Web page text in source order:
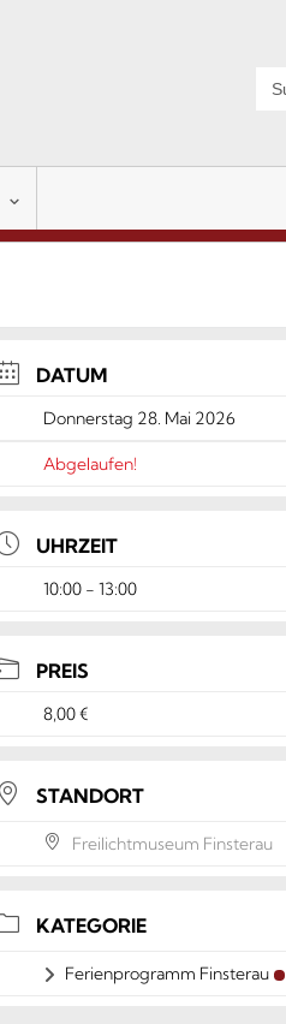
for:
DATUM
Donnerstag 28. Mai 2026
Abgelaufen!
UHRZEIT
10:00 - 13:00
PREIS
8,00 €
STANDORT
Freilichtmuseum Finsterau
KATEGORIE
Ferienprogramm Finsterau